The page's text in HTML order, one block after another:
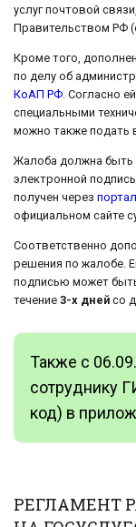
услуг почтовой
Правительством РФ
Кроме того,
по делу об
КоАП РФ. Согласно
специальными
можно также подать
Жалоба должна быть
электронной
получен через
официальном сайте
Соответственно
решения по жалобе.
подписью может
течение 3-х дней со
Также с
сотруднику
код) в
РЕГЛАМЕНТ